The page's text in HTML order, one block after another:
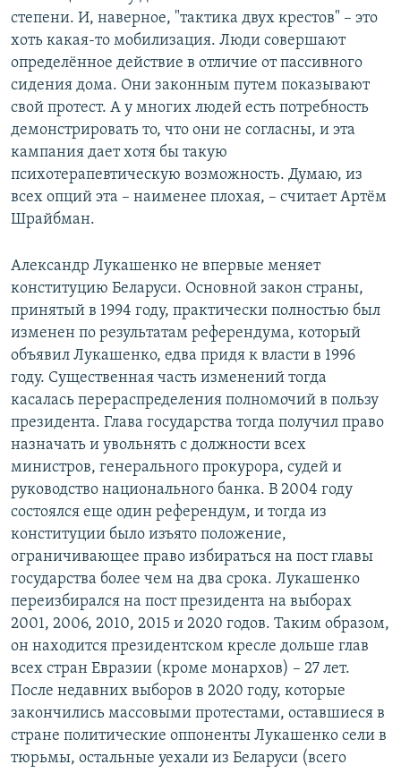
степени. И, наверное, "тактика двух крестов" – это
хоть какая-то мобилизация. Люди совершают
определённое действие в отличие от пассивного
сидения дома. Они законным путем показывают
свой протест. А у многих людей есть потребность
демонстрировать то, что они не согласны, и эта
кампания дает хотя бы такую
психотерапевтическую возможность. Думаю, из
всех опций эта – наименее плохая, – считает Артём
Шрайбман.
Александр Лукашенко не впервые меняет
конституцию Беларуси. Основной закон страны,
принятый в 1994 году, практически полностью был
изменен по результатам референдума, который
объявил Лукашенко, едва придя к власти в 1996
году. Существенная часть изменений тогда
касалась перераспределения полномочий в пользу
президента. Глава государства тогда получил право
назначать и увольнять с должности всех
министров, генерального прокурора, судей и
руководство национального банка. В 2004 году
состоялся еще один референдум, и тогда из
конституции было изъято положение,
ограничивающее право избираться на пост главы
государства более чем на два срока. Лукашенко
переизбирался на пост президента на выборах
2001, 2006, 2010, 2015 и 2020 годов. Таким образом,
он находится президентском кресле дольше глав
всех стран Евразии (кроме монархов) – 27 лет.
После недавних выборов в 2020 году, которые
закончились массовыми протестами, оставшиеся в
стране политические оппоненты Лукашенко сели в
тюрьмы, остальные уехали из Беларуси (всего